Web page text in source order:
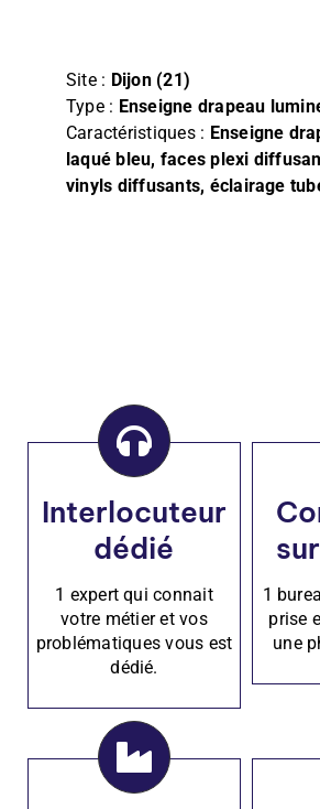
Site : Dijon (21)
Type : Enseigne drapeau
Caractéristiques : Enseigne
laqué bleu, faces plexi
vinyls diffusants, éclairage
Interlocuteur
dédié
1 expert qui connait
votre métier et vos
problématiques vous est
dédié.
1
prise
une